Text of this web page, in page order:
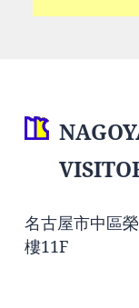
名古屋市中區
樓11F